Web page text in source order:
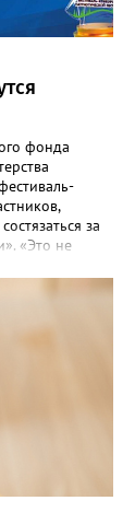
фонда
за
«Это не
лет и
Вход на все
году в
и
стал
страны
культуры и
проектов